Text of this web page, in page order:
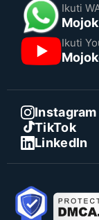
Ikuti
Ikuti
Instagram
TikTok
LinkedIn